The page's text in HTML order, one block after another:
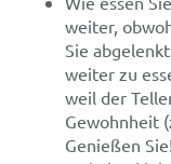
weiter,
Sie
weiter zu
weil der
Gewohnheit
Genießen